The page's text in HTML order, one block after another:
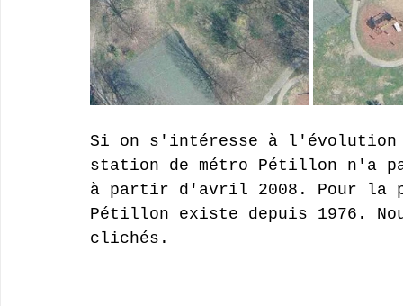
Si on s'intéresse à
station de métro Pétillon n'a
à partir d'avril 2008. Pour
Pétillon existe depuis 1976.
clichés.